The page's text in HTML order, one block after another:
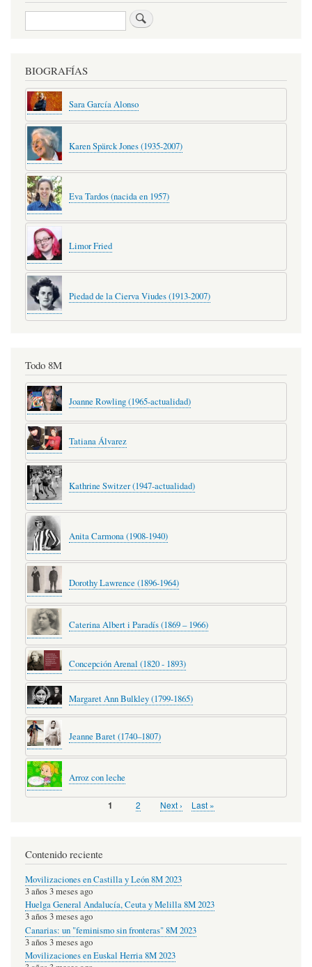
Buscar
BIOGRAFÍAS
Sara García Alonso
Karen Spärck Jones (1935-2007)
Eva Tardos (nacida en 1957)
Limor Fried
Piedad de la Cierva Viudes (1913-2007)
Todo 8M
Joanne Rowling (1965-actualidad)
Tatiana Álvarez
Kathrine Switzer (1947-actualidad)
Anita Carmona (1908-1940)
Dorothy Lawrence (1896-1964)
Caterina Albert i Paradís (1869 – 1966)
Concepción Arenal (1820 - 1893)
Margaret Ann Bulkley (1799-1865)
Jeanne Baret (1740–1807)
Arroz con leche
Página
1 Page
2
Next
Next ›
Last
Last »
Contenido reciente
Movilizaciones en Castilla y León 8M 2023
3 años 3 meses ago
Huelga General Andalucía, Ceuta y Melilla 8M 2023
3 años 3 meses ago
Canarias: un "feminismo sin fronteras" 8M 2023
3 años 3 meses ago
Movilizaciones en Euskal Herria 8M 2023